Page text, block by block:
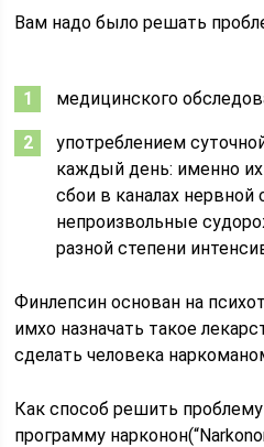
Вам надо было решать
медицинского
употреблением
каждый день: именно
сбои в каналах
непроизвольные
разной степени
Финлепсин основан на
имхо назначать такое
сделать человека
Как способ решить
программу